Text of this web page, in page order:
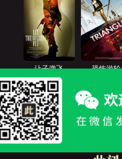
让子弹飞 恐怖游轮